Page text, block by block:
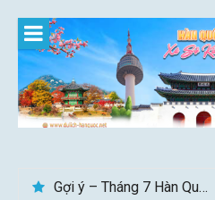
content
Gợi ý – Tháng 7 Hàn Quốc nên đi đâu, mặc gì đẹp?